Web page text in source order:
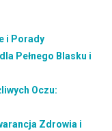
i Porady
Pełnego Blasku i
Oczu:
Zdrowia i